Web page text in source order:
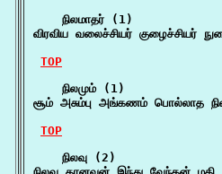
    நிலமாதர் (1)
விரவிய வலைச்சியர் குழைச்சியர்
TOP
    நிலமும் (1)
சூம் அசும்பு அங்கணம் பொல்லாத
TOP
    நிலவு (2)